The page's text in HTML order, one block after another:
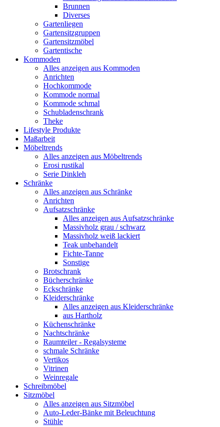
Brunnen
Diverses
Gartenliegen
Gartensitzgruppen
Gartensitzmöbel
Gartentische
Kommoden
Alles anzeigen aus Kommoden
Anrichten
Hochkommode
Kommode normal
Kommode schmal
Schubladenschrank
Theke
Lifestyle Produkte
Maßarbeit
Möbeltrends
Alles anzeigen aus Möbeltrends
Erosi rustikal
Serie Dinkleh
Schränke
Alles anzeigen aus Schränke
Anrichten
Aufsatzschränke
Alles anzeigen aus Aufsatzschränke
Massivholz grau / schwarz
Massivholz weiß lackiert
Teak unbehandelt
Fichte-Tanne
Sonstige
Brotschrank
Bücherschränke
Eckschränke
Kleiderschränke
Alles anzeigen aus Kleiderschränke
aus Hartholz
Küchenschränke
Nachtschränke
Raumteiler - Regalsysteme
schmale Schränke
Vertikos
Vitrinen
Weinregale
Schreibmöbel
Sitzmöbel
Alles anzeigen aus Sitzmöbel
Auto-Leder-Bänke mit Beleuchtung
Stühle